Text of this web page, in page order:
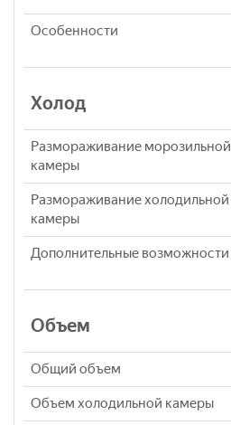
Особенности
Холод
Размораживание морозильной
камеры
Размораживание холодильной
камеры
Дополнительные возможности
Объем
Общий объем
Объем холодильной камеры